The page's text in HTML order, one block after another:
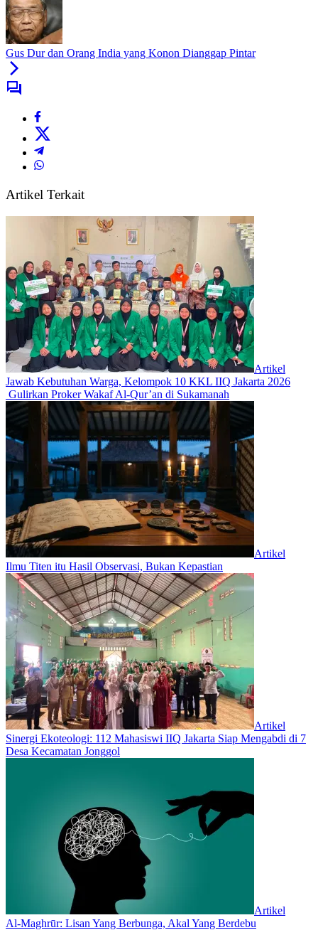
Gus Dur dan Orang India yang Konon Dianggap Pintar
Artikel Terkait
Artikel
Jawab Kebutuhan Warga, Kelompok 10 KKL IIQ Jakarta 2026
Gulirkan Proker Wakaf Al-Qur’an di Sukamanah
Artikel
Ilmu Titen itu Hasil Observasi, Bukan Kepastian
Artikel
‎Sinergi Ekoteologi: 112 Mahasiswi IIQ Jakarta Siap Mengabdi di 7
Desa Kecamatan Jonggol
Artikel
Al-Maghrūr: Lisan Yang Berbunga, Akal Yang Berdebu